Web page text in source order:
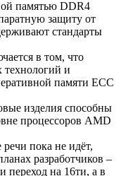
памятью DDR4
защиту от
стандарты
в том, что
технологий и
памяти ECC
изделия способны
процессоров AMD
пока не идёт,
разработчиков –
переход на 16ти, а в